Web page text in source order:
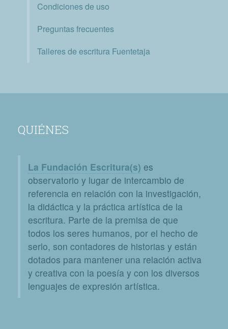
Condiciones de uso
Preguntas frecuentes
Talleres de escritura Fuentetaja
QUIÉNES
La Fundación Escritura(s) es
observatorio y lugar de intercambio de
referencia en relación con la investigación,
la didáctica y la práctica artística de la
escritura. Parte de la premisa de que
todos los seres humanos, por el hecho de
serlo, son contadores de historias y están
dotados para mantener una relación activa
y creativa con la poesía y con los diversos
lenguajes de expresión artística.